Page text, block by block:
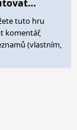
tuto hru
komentář,
(vlastním,